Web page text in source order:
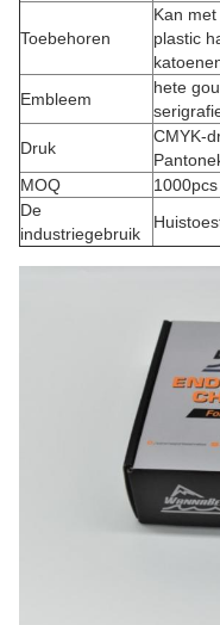
Toebehoren
Kan met
plastic
Embleem
hete
Druk
CMYK-
MOQ
1000pcs
De
industriegebruik